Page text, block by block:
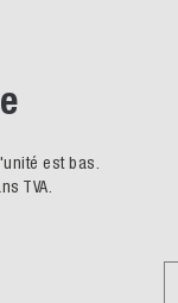
est bas.
TVA.